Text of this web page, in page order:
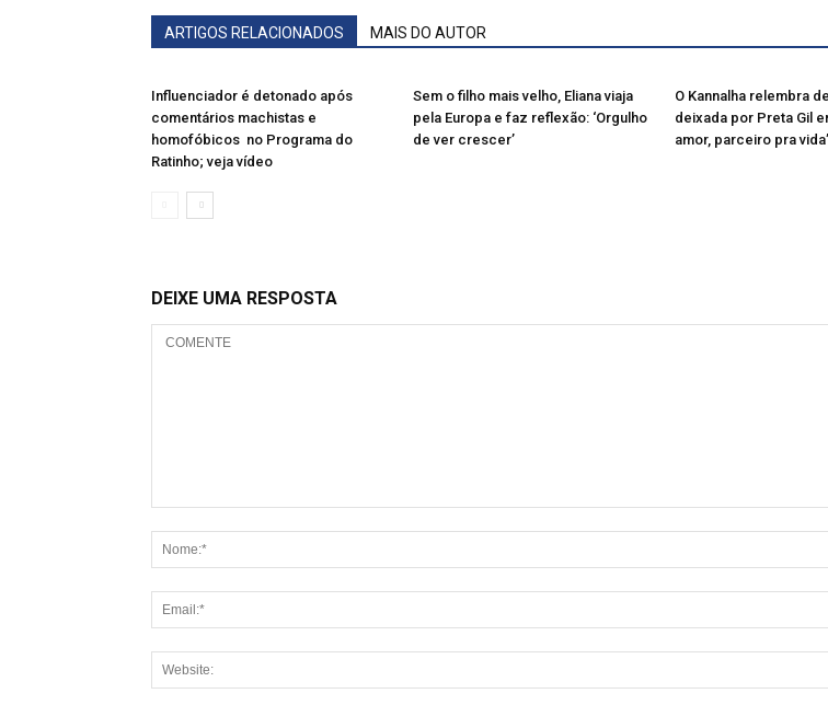
ARTIGOS RELACIONADOS MAIS DO AUTOR
Influenciador é detonado após
comentários machistas e
homofóbicos no Programa do
Ratinho; veja vídeo
Sem o filho mais velho, Eliana viaja
pela Europa e faz reflexão: ‘Orgulho
de ver crescer’
O Kannalha relembra
deixada por Preta Gil
amor, parceiro pra
DEIXE UMA RESPOSTA